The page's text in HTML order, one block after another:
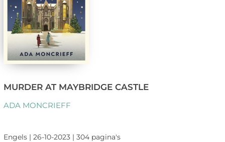
MURDER AT MAYBRIDGE CASTLE
ADA MONCRIEFF
Engels | 26-10-2023 | 304 pagina's